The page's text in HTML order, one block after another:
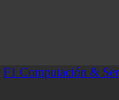
F1 Computación &